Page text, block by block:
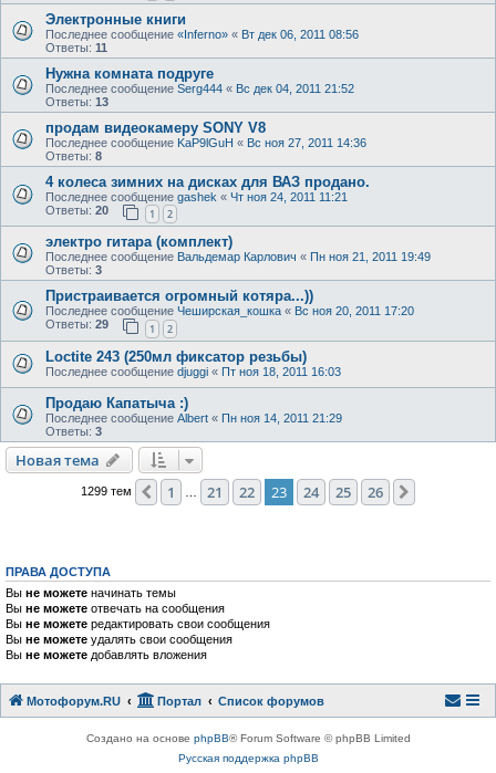
Электронные книги
Последнее сообщение «Inferno» « Вт дек 06, 2011 08:56
Ответы: 11
Нужна комната подруге
Последнее сообщение Serg444 « Вс дек 04, 2011 21:52
Ответы: 13
продам видеокамеру SONY V8
Последнее сообщение KaP9lGuH « Вс ноя 27, 2011 14:36
Ответы: 8
4 колеса зимних на дисках для ВАЗ продано.
Последнее сообщение gashek « Чт ноя 24, 2011 11:21
Ответы: 20 1 2
электро гитара (комплект)
Последнее сообщение Вальдемар Карлович « Пн ноя 21, 2011 19:49
Ответы: 3
Пристраивается огромный котяра...))
Последнее сообщение Чеширская_кошка « Вс ноя 20, 2011 17:20
Ответы: 29 1 2
Loctite 243 (250мл фиксатор резьбы)
Последнее сообщение djuggi « Пт ноя 18, 2011 16:03
Продаю Капатыча :)
Последнее сообщение Albert « Пн ноя 14, 2011 21:29
Ответы: 3
Новая тема
1299 тем Пред.
1 21 22 23 24 25 26
ПРАВА ДОСТУПА
Вы не можете начинать темы
Вы не можете отвечать на сообщения
Вы не можете редактировать свои сообщения
Вы не можете удалять свои сообщения
Вы не можете добавлять вложения
Мотофорум.RU Портал Список форумов
Создано на основе phpBB® Forum Software © phpBB Limited
Русская поддержка phpBB